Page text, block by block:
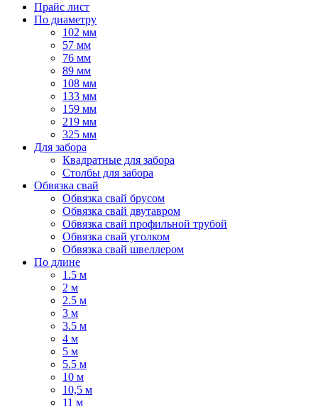
Прайс лист
По диаметру
102 мм
57 мм
76 мм
89 мм
108 мм
133 мм
159 мм
219 мм
325 мм
Для забора
Квадратные для забора
Столбы для забора
Обвязка свай
Обвязка свай брусом
Обвязка свай двутавром
Обвязка свай профильной трубой
Обвязка свай уголком
Обвязка свай швеллером
По длине
1.5 м
2 м
2.5 м
3 м
3.5 м
4 м
5 м
5.5 м
10 м
10,5 м
11 м